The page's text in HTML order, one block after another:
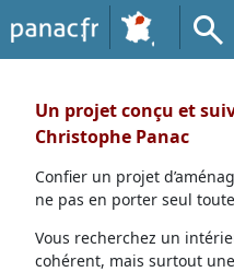
Un projet conçu et
Christophe Panac
Confier un projet
ne pas en porter seul
Vous recherchez un
cohérent, mais surtout